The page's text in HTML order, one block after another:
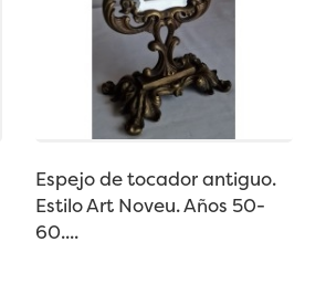
Espejo de tocador antiguo.
Estilo Art Noveu. Años 50-
60....